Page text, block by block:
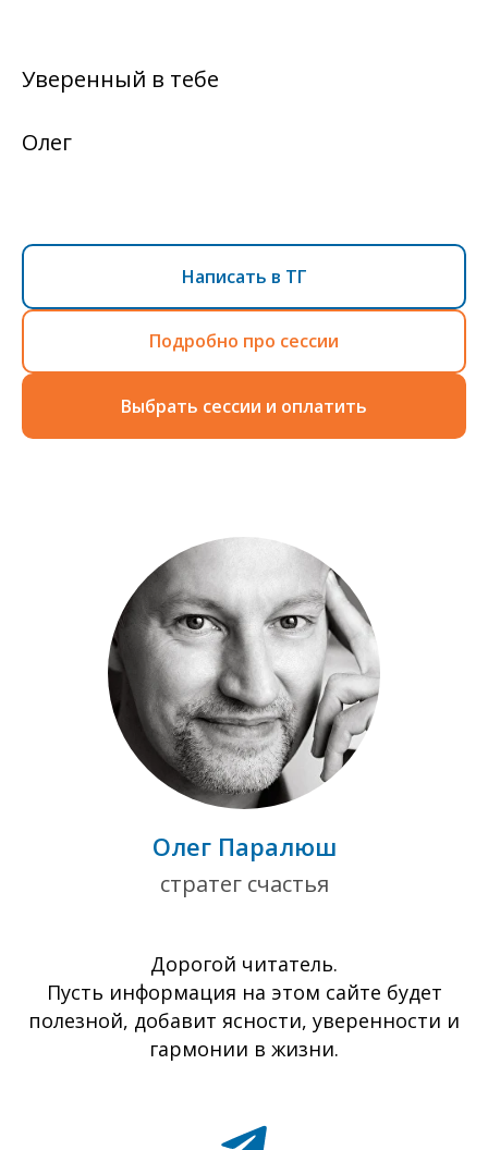
Уверенный в тебе
Олег
Написать в ТГ
Подробно про сессии
Выбрать сессии и оплатить
Олег Паралюш
стратег счастья
Дорогой читатель.
Пусть информация на этом сайте будет
полезной, добавит ясности, уверенности и
гармонии в жизни.